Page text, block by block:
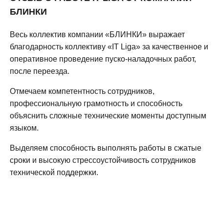
БЛИНКИ
Весь коллектив компании «БЛИНКИ» выражает
благодарность коллективу «IT Liga» за качественное и
оперативное проведение пуско-наладочных работ,
после переезда.
Отмечаем компетентность сотрудников,
профессиональную грамотность и способность
объяснить сложные технические моменты доступным
языком.
Выделяем способность выполнять работы в сжатые
сроки и высокую стрессоустойчивость сотрудников
технической поддержки.